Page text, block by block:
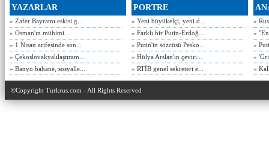
YAZARLAR
» Zafer Bayramı eskisi g...
» Osman'ın mühimi...
» 1 Nisan arifesinde son...
» Çekoslovakyalılaştıram...
» Banyo bahane, sosyalle...
PORTRE
» Yeni büyükelçi, yeni d...
» Farklı bir Putin-Erdoğ...
» Putin'in sözcüsü Pesko...
» Hülya Arslan'ın çeviri...
» RTİB genel sekreteri e...
»
»
»
»
»
©Copyright Turkrus.com - All Rights Reserved